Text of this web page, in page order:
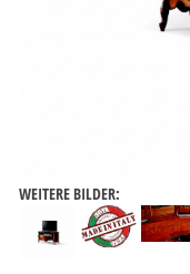
WEITERE BILDER: